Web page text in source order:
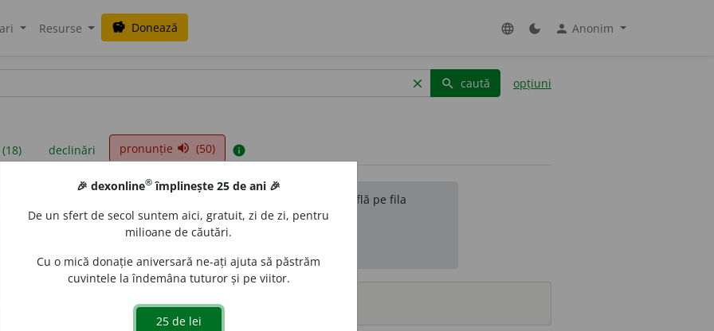
Resurse savings Donează language dark_mode person Anonim
clear search caută opțiuni
declinări pronunție volume_up (50) info
sunt compilate de echipa dexonline. Definițiile originale se află pe fila
reordona filele pe pagina depreferințe.
surse
🎉 dexonline® împlinește 25 de ani 🎉
De un sfert de secol suntem aici, gratuit, zi de zi, pentru
milioane de căutări.
Cu o mică donație aniversară ne-ați ajuta să păstrăm
cuvintele la îndemâna tuturor și pe viitor.